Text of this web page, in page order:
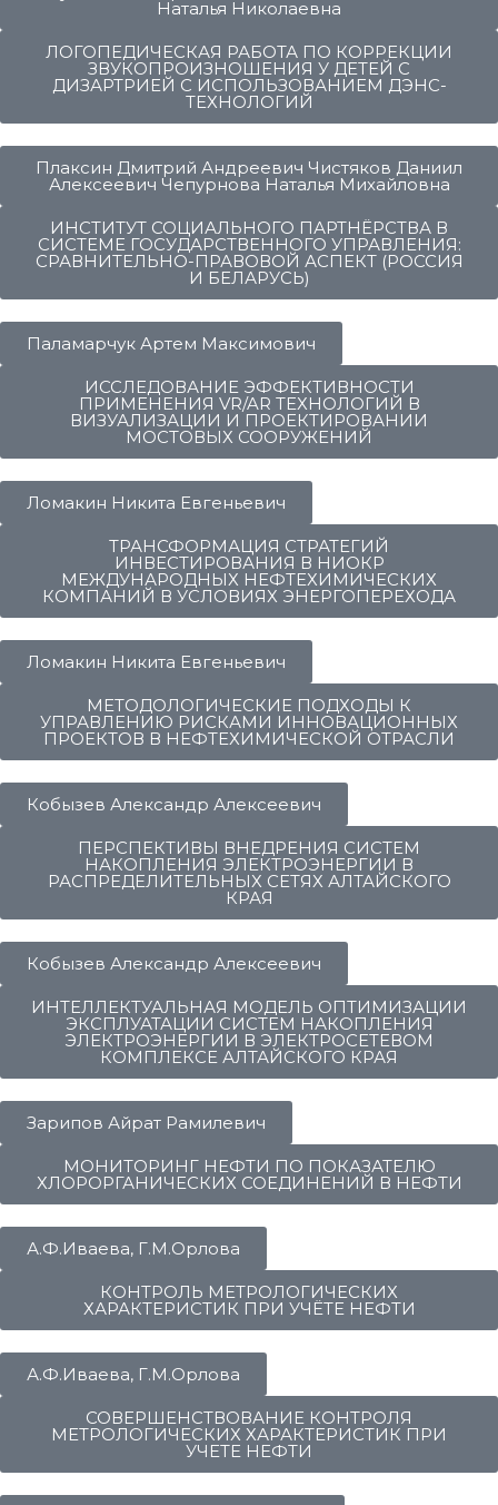
Наталья Николаевна
ЛОГОПЕДИЧЕСКАЯ РАБОТА ПО КОРРЕКЦИИ
ЗВУКОПРОИЗНОШЕНИЯ У ДЕТЕЙ С
ДИЗАРТРИЕЙ С ИСПОЛЬЗОВАНИЕМ ДЭНС-
ТЕХНОЛОГИЙ
Плаксин Дмитрий Андреевич Чистяков Даниил
Алексеевич Чепурнова Наталья Михайловна
ИНСТИТУТ СОЦИАЛЬНОГО ПАРТНЁРСТВА В
СИСТЕМЕ ГОСУДАРСТВЕННОГО УПРАВЛЕНИЯ:
СРАВНИТЕЛЬНО-ПРАВОВОЙ АСПЕКТ (РОССИЯ
И БЕЛАРУСЬ)
Паламарчук Артем Максимович
ИССЛЕДОВАНИЕ ЭФФЕКТИВНОСТИ
ПРИМЕНЕНИЯ VR/AR ТЕХНОЛОГИЙ В
ВИЗУАЛИЗАЦИИ И ПРОЕКТИРОВАНИИ
МОСТОВЫХ СООРУЖЕНИЙ
Ломакин Никита Евгеньевич
ТРАНСФОРМАЦИЯ СТРАТЕГИЙ
ИНВЕСТИРОВАНИЯ В НИОКР
МЕЖДУНАРОДНЫХ НЕФТЕХИМИЧЕСКИХ
КОМПАНИЙ В УСЛОВИЯХ ЭНЕРГОПЕРЕХОДА
Ломакин Никита Евгеньевич
МЕТОДОЛОГИЧЕСКИЕ ПОДХОДЫ К
УПРАВЛЕНИЮ РИСКАМИ ИННОВАЦИОННЫХ
ПРОЕКТОВ В НЕФТЕХИМИЧЕСКОЙ ОТРАСЛИ
Кобызев Александр Алексеевич
ПЕРСПЕКТИВЫ ВНЕДРЕНИЯ СИСТЕМ
НАКОПЛЕНИЯ ЭЛЕКТРОЭНЕРГИИ В
РАСПРЕДЕЛИТЕЛЬНЫХ СЕТЯХ АЛТАЙСКОГО
КРАЯ
Кобызев Александр Алексеевич
ИНТЕЛЛЕКТУАЛЬНАЯ МОДЕЛЬ ОПТИМИЗАЦИИ
ЭКСПЛУАТАЦИИ СИСТЕМ НАКОПЛЕНИЯ
ЭЛЕКТРОЭНЕРГИИ В ЭЛЕКТРОСЕТЕВОМ
КОМПЛЕКСЕ АЛТАЙСКОГО КРАЯ
Зарипов Айрат Рамилевич
МОНИТОРИНГ НЕФТИ ПО ПОКАЗАТЕЛЮ
ХЛОРОРГАНИЧЕСКИХ СОЕДИНЕНИЙ В НЕФТИ
А.Ф.Иваева, Г.М.Орлова
КОНТРОЛЬ МЕТРОЛОГИЧЕСКИХ
ХАРАКТЕРИСТИК ПРИ УЧЁТЕ НЕФТИ
А.Ф.Иваева, Г.М.Орлова
СОВЕРШЕНСТВОВАНИЕ КОНТРОЛЯ
МЕТРОЛОГИЧЕСКИХ ХАРАКТЕРИСТИК ПРИ
УЧЕТЕ НЕФТИ